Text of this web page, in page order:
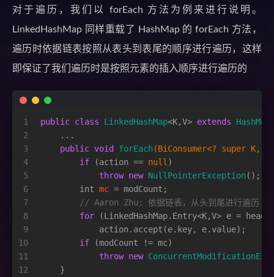
对于遍历，我们以 forEach 方法为例来进行说明。
LinkedHashMap 同样重载了 HashMap 的 forEach 方法，
遍历时依据链表按照从表头到表尾的顺序进行遍历，这样
即保证了我们遍历时是按照元素的插入顺序进行遍历的
1
2
3
4
5
6
7
8
9
10
11
12
public class LinkedHashMap<K,V> extends HashMap
    ...
public void forEach (BiConsumer<? super K,
if (action == null )
throw new NullPointerException ();
int mc = modCount;
// Aaron Zhu: 依据链表，从头到尾进行遍历
for (LinkedHashMap.Entry<K,V> e =
            action.accept(e.key, e.value);
if (modCount != mc)
throw new
    }